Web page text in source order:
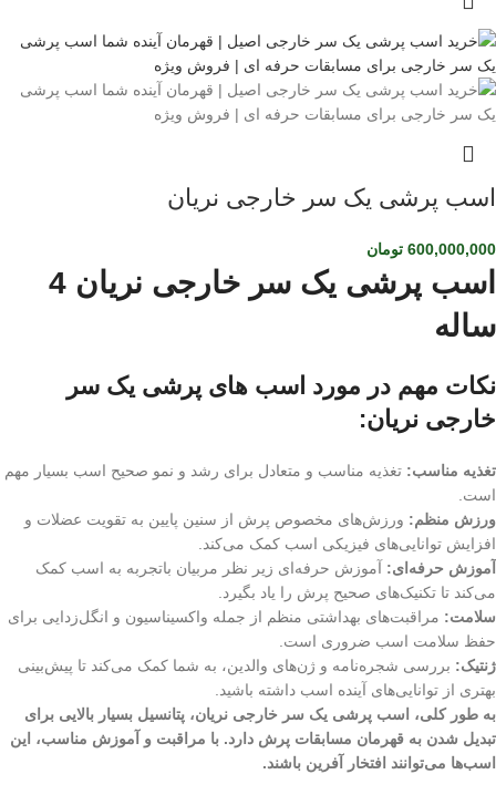
اسب پرشی یک سر خارجی نریان
600,000,000 تومان
اسب پرشی یک سر خارجی نریان 4
ساله
نکات مهم در مورد اسب های پرشی یک سر
خارجی نریان:
تغذیه مناسب: تغذیه مناسب و متعادل برای رشد و نمو صحیح اسب بسیار مهم
است.
ورزش منظم: ورزش‌های مخصوص پرش از سنین پایین به تقویت عضلات و
افزایش توانایی‌های فیزیکی اسب کمک می‌کند.
آموزش حرفه‌ای: آموزش حرفه‌ای زیر نظر مربیان باتجربه به اسب کمک
می‌کند تا تکنیک‌های صحیح پرش را یاد بگیرد.
سلامت: مراقبت‌های بهداشتی منظم از جمله واکسیناسیون و انگل‌زدایی برای
حفظ سلامت اسب ضروری است.
ژنتیک: بررسی شجره‌نامه و ژن‌های والدین، به شما کمک می‌کند تا پیش‌بینی
بهتری از توانایی‌های آینده اسب داشته باشید.
به طور کلی، اسب پرشی یک سر خارجی نریان، پتانسیل بسیار بالایی برای
تبدیل شدن به قهرمان مسابقات پرش دارد. با مراقبت و آموزش مناسب، این
اسب‌ها می‌توانند افتخار آفرین باشند.